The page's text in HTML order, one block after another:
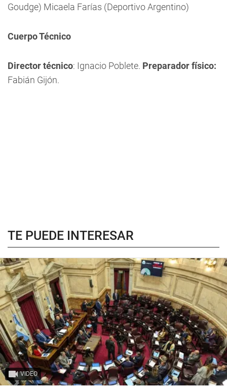
Goudge) Micaela Farías (Deportivo Argentino)
Cuerpo Técnico
Director técnico: Ignacio Poblete. Preparador físico:
Fabián Gijón.
TE PUEDE INTERESAR
VIDEO